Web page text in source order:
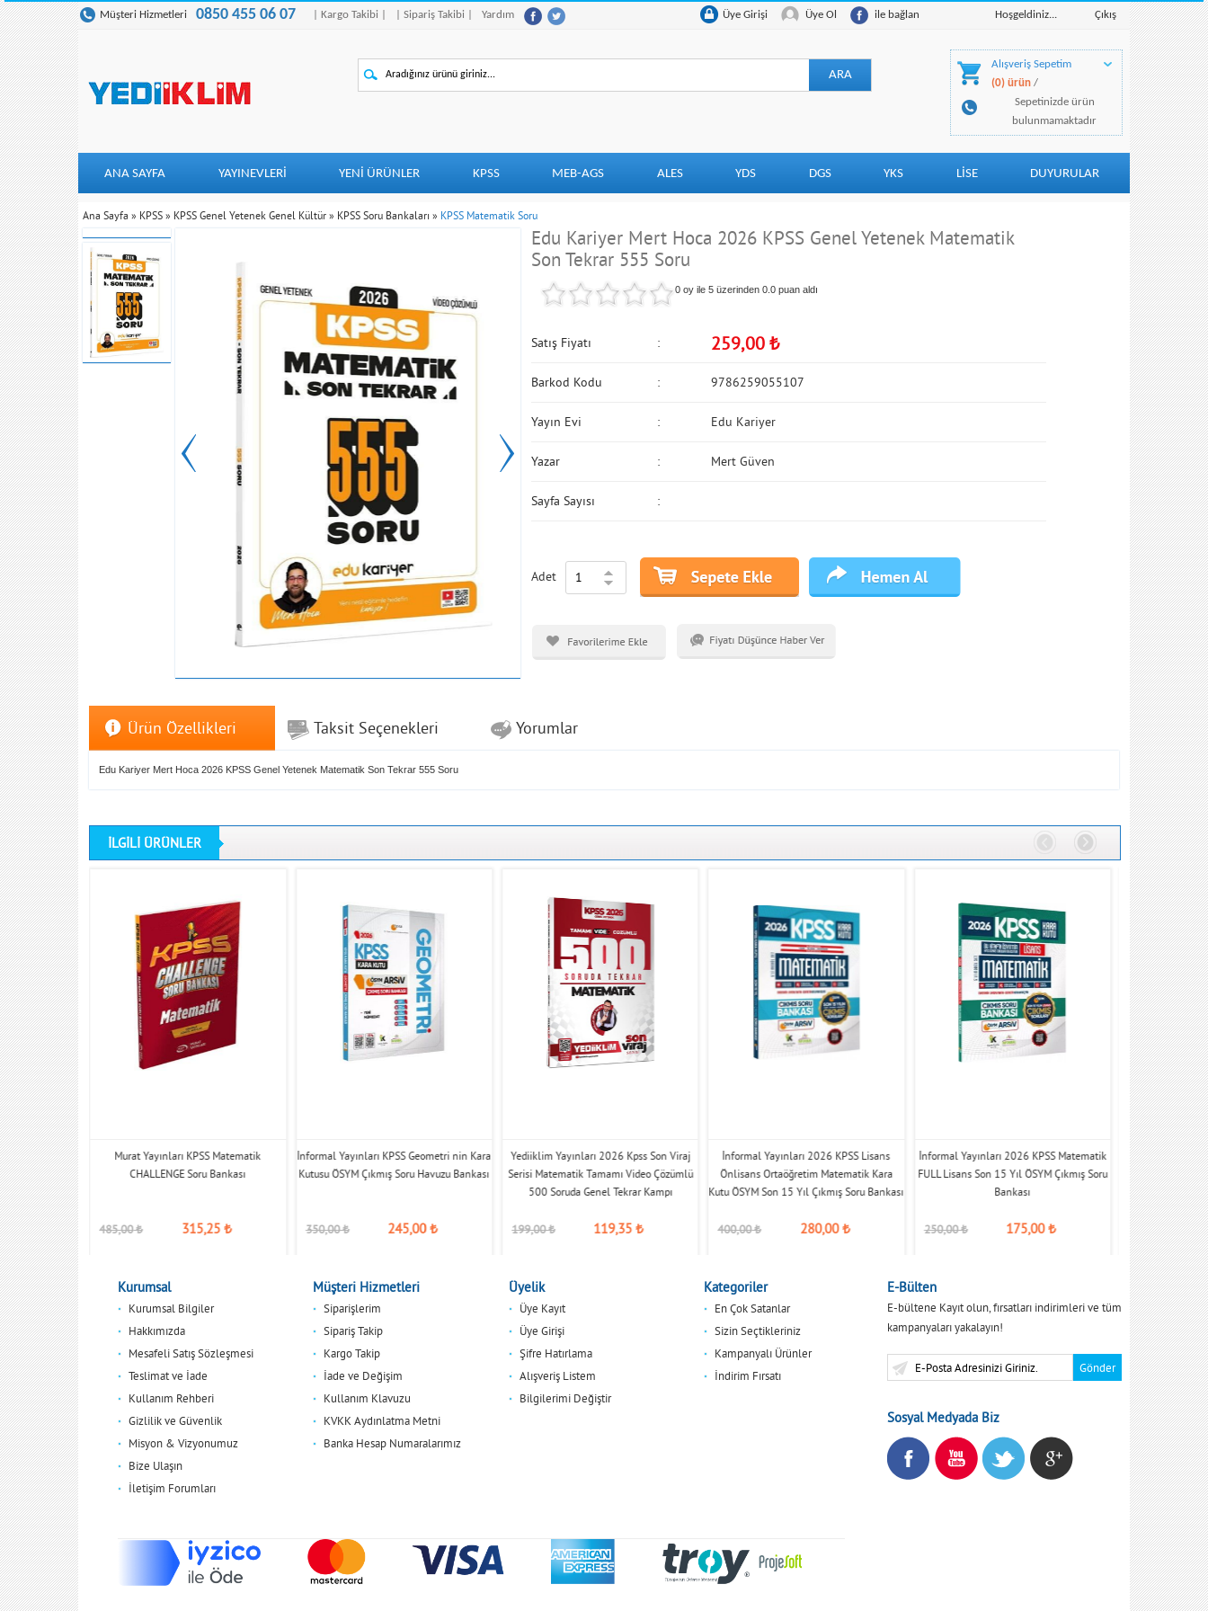
Müşteri Hizmetleri 0850 455 06 07 | Kargo Takibi | | Sipariş Takibi | Yardım Çıkış
Hoşgeldiniz...
ile bağlan
Üye Ol
Üye Girişi
Alışveriş Sepetim
(0) ürün /
Sepetinizde ürün
bulunmamaktadır
ANA SAYFA YAYINEVLERİ YENI ÜRÜNLER KPSS MEB-AGS ALES YDS DGS YKS LİSE DUYURULAR
Ana Sayfa » KPSS » KPSS Genel Yetenek Genel Kültür » KPSS Soru Bankaları » KPSS Matematik Soru
Edu Kariyer Mert Hoca 2026 KPSS Genel Yetenek Matematik
Son Tekrar 555 Soru
0 oy ile 5 üzerinden 0.0puan aldı
Satış Fiyatı 259,00 ₺
Barkod Kodu 9786259055107
Yayın Evi Edu Kariyer
Yazar Mert Güven
Sayfa Sayısı
Adet
Ürün Özellikleri Taksit Seçenekleri Yorumlar
Edu Kariyer Mert Hoca 2026 KPSS Genel Yetenek Matematik Son Tekrar 555 Soru
İLGİLİ ÜRÜNLER
nin Kara
Havuzu Bankası
₺
Murat Yayınları KPSS Matematik
CHALLENGE Soru Bankası
485,00₺ 315,25 ₺
İnformal Yayınları KPSS Geometri nin Kara
Kutusu ÖSYM Çıkmış Soru Havuzu Bankası
350,00₺ 245,00₺
Yediiklim Yayınları 2026 Kpss Son Viraj
Serisi Matematik Tamamı Video Çözümlü
500 Soruda Genel Tekrar Kampı
199,00₺ 119,35 ₺
İnformal Yayınları 2026 KPSS Lisans
Önlisans Ortaöğretim Matematik Kara
Kutu ÖSYM Son 15 Yıl Çıkmış Soru Bankası
400,00₺ 280,00₺
İnformal Yayınları 2026 KPSS Matematik
FULL Lisans Son 15 Yıl ÖSYM Çıkmış Soru
Bankası
250,00₺ 175,00₺
İnformal
Kara Kutusu
400,00₺
Kurumsal
Kurumsal Bilgiler
Hakkımızda
Mesafeli Satış Sözleşmesi
Teslimat ve İade
Kullanım Rehberi
Gizlilik ve Güvenlik
Misyon & Vizyonumuz
Bize Ulaşın
İletişim Forumları
Müşteri Hizmetleri
Siparişlerim
Sipariş Takip
Kargo Takip
İade ve Değişim
Kullanım Klavuzu
KVKK Aydınlatma Metni
Banka Hesap Numaralarımız
Üyelik
Üye Kayıt
Üye Girişi
Şifre Hatırlama
Alışveriş Listem
Bilgilerimi Değiştir
Kategoriler
En Çok Satanlar
Sizin Seçtikleriniz
Kampanyalı Ürünler
İndirim Fırsatı
E-Bülten
E-bültene Kayıt olun, fırsatları indirimleri ve tüm
kampanyaları yakalayın!
Sosyal Medyada Biz